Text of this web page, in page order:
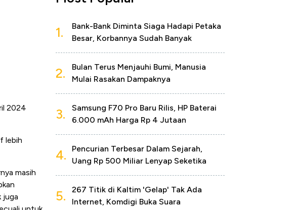
2024
lebih
masih
juga
1.
Bank-Bank Diminta Siaga Hadapi Petaka
Besar, Korbannya Sudah Banyak
2.
Bulan Terus Menjauhi Bumi, Manusia
Mulai Rasakan Dampaknya
3.
Samsung F70 Pro Baru Rilis, HP Baterai
6.000 mAh Harga Rp 4 Jutaan
4.
Pencurian Terbesar Dalam Sejarah,
Uang Rp 500 Miliar Lenyap Seketika
5.
267 Titik di Kaltim 'Gelap' Tak Ada
Internet, Komdigi Buka Suara